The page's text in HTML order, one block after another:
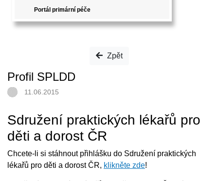
Portál primární péče
Zpět
Profil SPLDD
11.06.2015
Sdružení praktických lékařů pro
děti a dorost ČR
Chcete-li si stáhnout přihlášku do Sdružení praktických
lékařů pro děti a dorost ČR, klikněte zde!